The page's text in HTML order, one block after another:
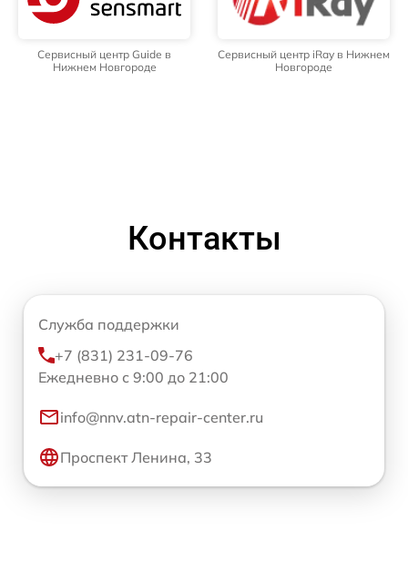
Сервисный центр Guide в
Нижнем Новгороде
Сервисный центр iRay в Нижнем
Новгороде
Контакты
Служба поддержки
+7 (831) 231-09-76
Ежедневно с 9:00 до 21:00
info@nnv.atn-repair-center.ru
Проспект Ленина, 33